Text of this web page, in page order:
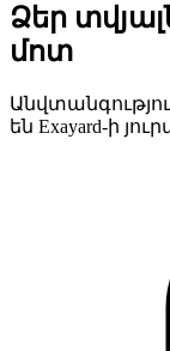
Ձեր
մոտ
են Exayard-ի